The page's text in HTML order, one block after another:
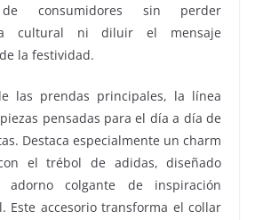
consumidores sin perder
cultural ni diluir el mensaje
la festividad.
las prendas principales, la línea
pensadas para el día a día de
Destaca especialmente un charm
el trébol de adidas, diseñado
colgante de inspiración
Este accesorio transforma el collar